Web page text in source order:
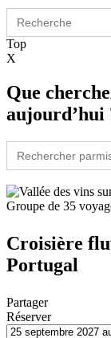
Search
for:
Top
X
Que
aujourd’hui
Search
for:
Groupe de 35
Croisière
Portugal
Partager
Réserver